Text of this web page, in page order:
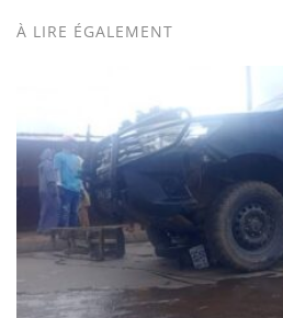
À LIRE ÉGALEMENT